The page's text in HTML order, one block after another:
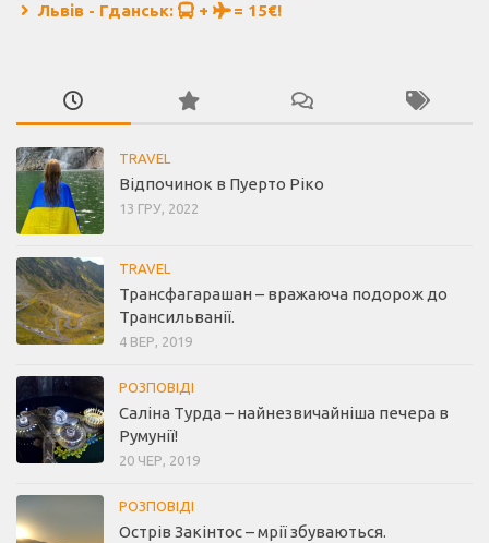
Львів - Гданськ:
+ = 15€!
TRAVEL
Відпочинок в Пуерто Ріко
13 ГРУ, 2022
TRAVEL
Трансфагарашан – вражаюча подорож до
Трансильванії.
4 ВЕР, 2019
РОЗПОВІДІ
Саліна Турда – найнезвичайніша печера в
Румунії!
20 ЧЕР, 2019
РОЗПОВІДІ
Острів Закінтос – мрії збуваються.